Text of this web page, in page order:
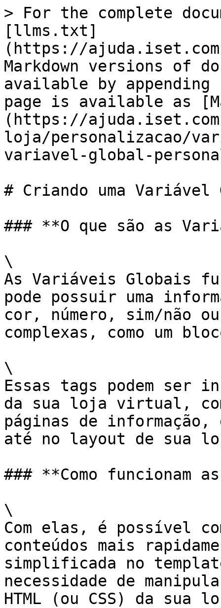
> For the complete
[llms.txt]
(https://
Markdown versions of
available by
page is available as
(https://
loja/personalizacao/
variavel-global-
# Criando uma
### **O que são as
\
As Variáveis Globais
pode possuir uma
cor, número, sim/não
complexas, como um
\
Essas tags podem ser
da sua loja virtual,
páginas de
até no layout de sua
### **Como funcionam
\
Com elas, é possível
conteúdos mais
simplificada no
necessidade de
HTML (ou CSS) da sua